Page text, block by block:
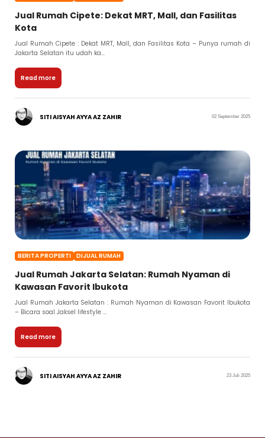
Jual Rumah Cipete: Dekat MRT, Mall, dan Fasilitas
Kota
Jual Rumah Cipete : Dekat MRT, Mall, dan Fasilitas Kota – Punya rumah di
Jakarta Selatan itu udah ka...
Read more
SITI AISYAH AYYA AZ ZAHIR 02 September 2025
BERITA PROPERTI DIJUAL RUMAH
Jual Rumah Jakarta Selatan: Rumah Nyaman di
Kawasan Favorit Ibukota
Jual Rumah Jakarta Selatan : Rumah Nyaman di Kawasan Favorit Ibukota
– Bicara soal Jaksel lifestyle ...
Read more
SITI AISYAH AYYA AZ ZAHIR 23 Juli 2025